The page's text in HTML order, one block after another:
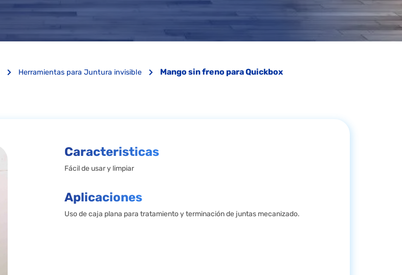
Herramientas para Juntura invisible Mango sin freno para Quickbox
Caracteristicas
Fácil de usar y limpiar
Aplicaciones
Uso de caja plana para tratamiento y terminación de juntas mecanizado.